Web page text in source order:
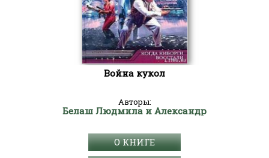
Война кукол
Авторы:
Белаш Людмила и Александр
О КНИГЕ